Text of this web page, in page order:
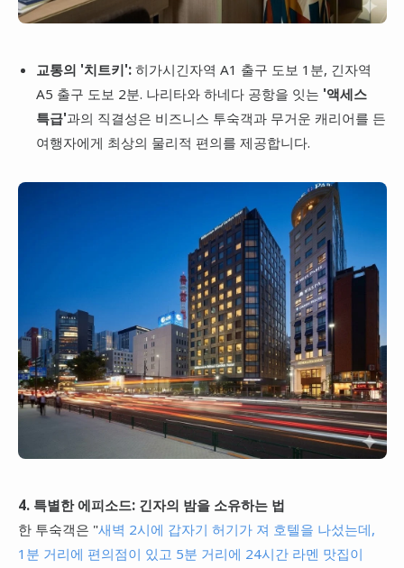
교통의 '치트키':히가시긴자역 A1 출구 도보 1분, 긴자역
A5 출구 도보 2분. 나리타와 하네다 공항을 잇는 '액세스
특급'과의 직결성은 비즈니스 투숙객과 무거운 캐리어를 든
여행자에게 최상의 물리적 편의를 제공합니다.
4. 특별한 에피소드: 긴자의 밤을 소유하는 법
한 투숙객은 "새벽 2시에 갑자기 허기가 져 호텔을 나섰는데,
1분 거리에 편의점이 있고 5분 거리에 24시간 라멘 맛집이